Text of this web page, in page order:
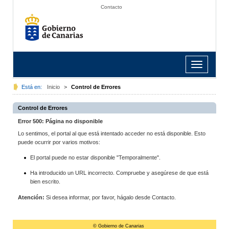
Contacto
Toggle
navigation
Está en: Inicio > Control de Errores
Control de Errores
Error 500: Página no disponible
Lo sentimos, el portal al que está intentado acceder no está disponible. Esto
puede ocurrir por varios motivos:
El portal puede no estar disponible "Temporalmente".
Ha introducido un URL incorrecto. Compruebe y asegúrese de que está
bien escrito.
Atención: Si desea informar, por favor, hágalo desde Contacto.
© Gobierno de Canarias